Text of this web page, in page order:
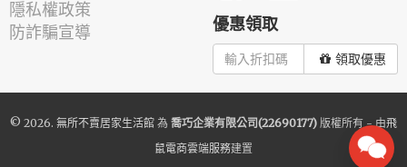
隱私權政策
防詐騙宣導
優惠領取
領取優惠
© 2026. 無所不賣居家生活館 為 喬巧企業有限公司(22690177) 版權所有 - 由飛
鼠電商雲端服務建置